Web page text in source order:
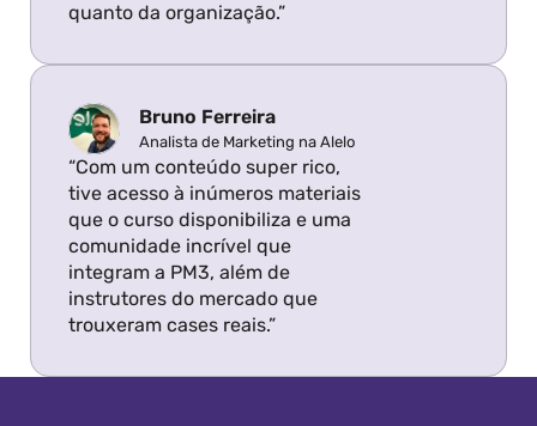
quanto da organização.”
Bruno Ferreira
Analista de Marketing na Alelo
“Com um conteúdo super rico,
tive acesso à inúmeros materiais
que o curso disponibiliza e uma
comunidade incrível que
integram a PM3, além de
instrutores do mercado que
trouxeram cases reais.”